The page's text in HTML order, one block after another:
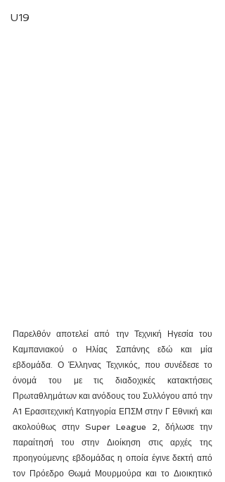
U19
Παρελθόν αποτελεί από την Τεχνική Ηγεσία του
Καμπανιακού ο Ηλίας Σαπάνης εδώ και μία
εβδομάδα. Ο Έλληνας Τεχνικός, που συνέδεσε το
όνομά του με τις διαδοχικές κατακτήσεις
Πρωταθλημάτων και ανόδους του Συλλόγου από την
Α1 Ερασιτεχνική Κατηγορία ΕΠΣΜ στην Γ Εθνική και
ακολούθως στην Super League 2, δήλωσε την
παραίτησή του στην Διοίκηση στις αρχές της
προηγούμενης εβδομάδας η οποία έγινε δεκτή από
τον Πρόεδρο Θωμά Μουρμούρα και το Διοικητικό